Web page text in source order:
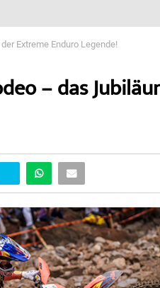
Extreme Enduro Legende!
– das